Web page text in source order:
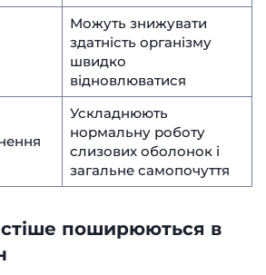
Можуть знижувати
здатність організму
швидко
відновлюватися
Ускладнюють
нормальну роботу
слизових оболонок і
загальне самопочуття
поширюються в